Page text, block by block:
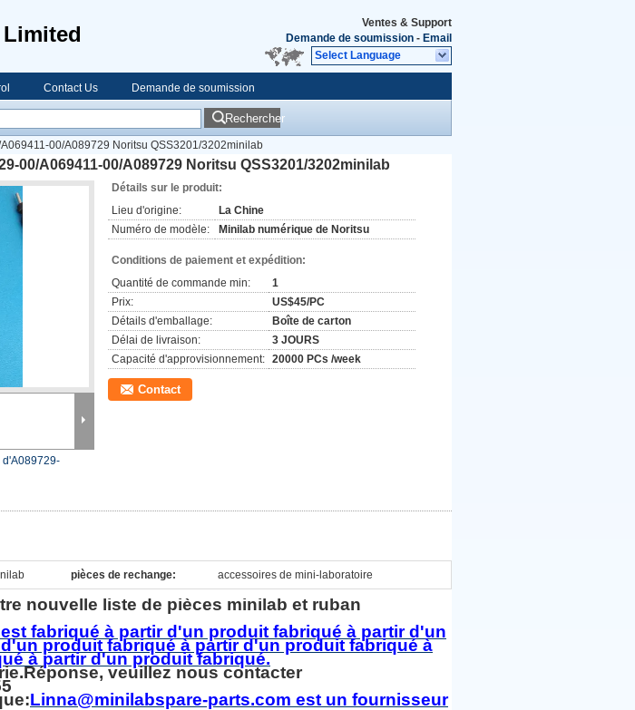
Ventes & Support
Demande de soumission - Email
Select Language
Contact Us Demande de soumission
Rechercher
00/A089729 Noritsu QSS3201/3202minilab
00/A069411-00/A089729 Noritsu QSS3201/3202minilab
d'A089729-
Détails sur le produit:
Lieu d'origine:
La Chine
Numéro de modèle:
Minilab numérique de Noritsu
Conditions de paiement et expédition:
Quantité de commande min:
1
Prix:
US$45/PC
Détails d'emballage:
Boîte de carton
Délai de livraison:
3 JOURS
Capacité d'approvisionnement: 20000 PCs /week
Contact
pièces de rechange: accessoires de mini-laboratoire
nouvelle liste de pièces minilab et ruban
fabriqué à partir d'un produit fabriqué à partir d'un
produit fabriqué à partir d'un produit fabriqué à
à partir d'un produit fabriqué.
Réponse, veuillez nous contacter
Linna@minilabspare-parts.com est un fournisseur